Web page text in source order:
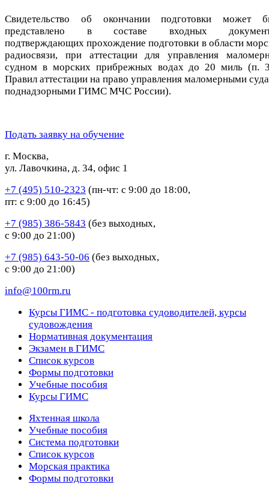
Свидетельство об окончании подготовки может
представлено в составе входных
подтверждающих прохождение подготовки в области
радиосвязи, при аттестации для управления
судном в морских прибрежных водах до 20 миль (п.
Правил аттестации на право управления маломерными
поднадзорными ГИМС МЧС России).
Подать заявку на обучение
г. Москва,
ул. Лавочкина, д. 34, офис 1
+7 (495) 510-2323 (пн-чт: с 9:00 до 18:00,
пт: с 9:00 до 16:45)
+7 (985) 386-5843 (без выходных,
с 9:00 до 21:00)
+7 (985) 643-50-06 (без выходных,
с 9:00 до 21:00)
info@100rm.ru
Курсы ГИМС - подготовка судоводителей, курсы
судовождения
Нормативная документация
Экзамен в ГИМС
Список курсов
Формы подготовки
Учебные пособия
Курсы ГИМС
Яхтенная школа
Учебные пособия
Cистема подготовки
Список курсов
Морская практика
Формы подготовки